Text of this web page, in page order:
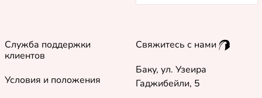
Служба поддержки
клиентов
Условия и положения
Свяжитесь с нами
Баку, ул. Узеира
Гаджибейли, 5